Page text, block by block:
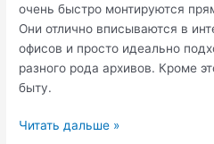
очень быстро монтируются
Они отлично вписываются в
офисов и просто идеально
разного рода архивов. Кроме
быту.
Грузовые
Читать дальше »